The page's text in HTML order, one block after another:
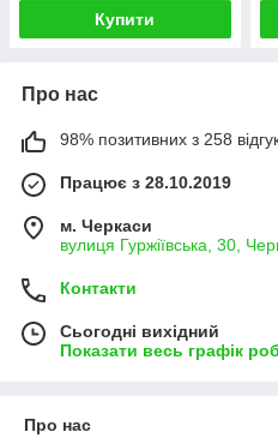
Купити
Про нас
98% позитивних з 258
Працює з 28.10.2019
м. Черкаси
вулиця Гуржіївська, 30,
Контакти
Сьогодні вихідний
Показати весь графік
Про нас